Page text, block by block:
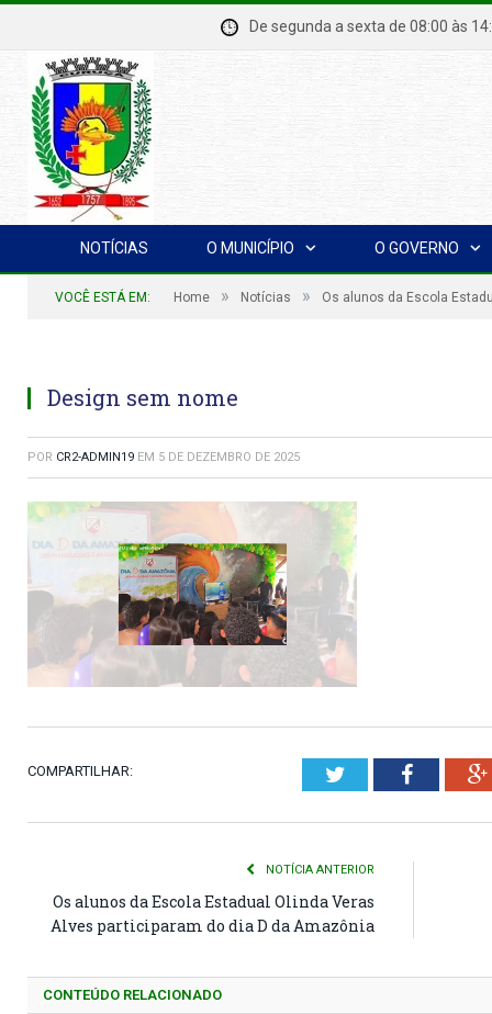
De segunda a sexta de 08:00
NOTÍCIAS O MUNICÍPIO O GOVERNO
VOCÊ ESTÁ EM: Home » Notícias » Os alunos da Escola
Design sem nome
POR CR2-ADMIN19 EM 5 DE DEZEMBRO DE 2025
COMPARTILHAR: Twitter
NOTÍCIA ANTERIOR
Os alunos da Escola Estadual Olinda Veras
Alves participaram do dia D da Amazônia
CONTEÚDO RELACIONADO